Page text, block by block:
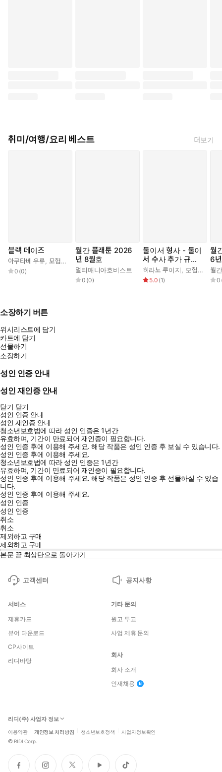
취미/여행/요리 베스트 더보기
블랙 데이즈
아쿠타베 우류, 모험기획국 , 유범
0 (0)
월간 플래툰 2026
년 8월호
멀티매니아호비스트
0 (0)
둘이서 형사 - 둘이
서 수사 추가 규칙&
시나리오북
히라노 루이지, 모험기획국 ,
5.0 (1)
월
6
월
0
소장하기 버튼
위시리스트에 담기
카트에 담기
선물하기
소장하기
성인 인증 안내
성인 재인증 안내
닫기 닫기
성인 인증 안내
성인 재인증 안내
청소년보호법에 따라 성인 인증은 1년간
유효하며, 기간이 만료되어 재인증이 필요합니다.
성인 인증 후에 이용해 주세요.해당 작품은 성인 인증 후 보실 수 있습니다.
성인 인증 후에 이용해 주세요.
청소년보호법에 따라 성인 인증은 1년간
유효하며, 기간이 만료되어 재인증이 필요합니다.
성인 인증 후에 이용해 주세요.해당 작품은 성인 인증 후 선물하실 수 있습
니다.
성인 인증 후에 이용해 주세요.
성인 인증
성인 인증
취소
취소
제외하고 구매
제외하고 구매
본문 끝 최상단으로 돌아가기
고객센터 공지사항
서비스
제휴카드
뷰어 다운로드
CP사이트
리디바탕
기타 문의
원고 투고
사업 제휴 문의
회사
회사 소개
인재채용
리디(주) 사업자 정보
이용약관 개인정보 처리방침 청소년보호정책 사업자정보확인
© RIDI Corp.
페
인
트
유
틱